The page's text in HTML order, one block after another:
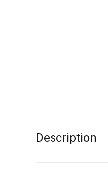
Description